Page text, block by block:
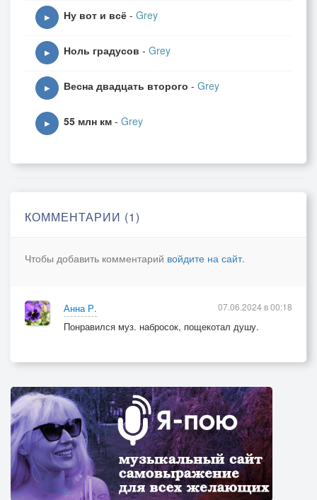
▶ Ну вот и всё - Grey
▶ Ноль градусов - Grey
▶ Весна двадцать второго - Grey
▶ 55 млн км - Grey
КОММЕНТАРИИ (1)
Чтобы добавить комментарий войдите на сайт.
Анна Р.
Понравился муз. набросок, пощекотал душу.
07.06.2024 в 00:18